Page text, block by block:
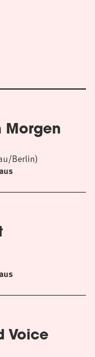
Morgen
Berlin)
Voice